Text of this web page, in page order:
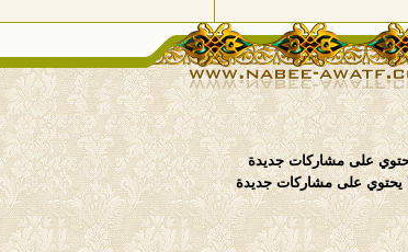
على مشاركات جديدة
على مشاركات جديدة